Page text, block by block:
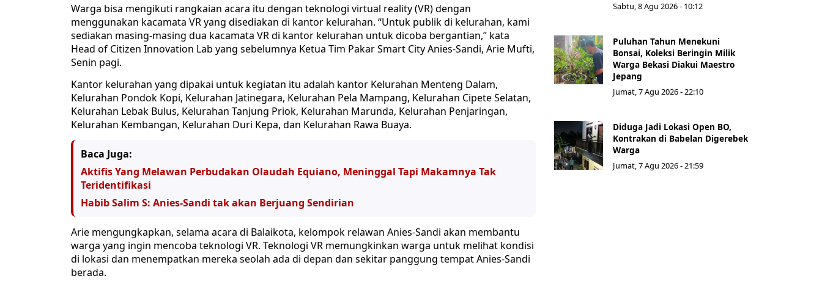
Warga bisa mengikuti rangkaian acara itu dengan teknologi virtual reality (VR) dengan
menggunakan kacamata VR yang disediakan di kantor kelurahan. “Untuk publik di kelurahan, kami
sediakan masing-masing dua kacamata VR di kantor kelurahan untuk dicoba bergantian,” kata
Head of Citizen Innovation Lab yang sebelumnya Ketua Tim Pakar Smart City Anies-Sandi, Arie Mufti,
Senin pagi.
Kantor kelurahan yang dipakai untuk kegiatan itu adalah kantor Kelurahan Menteng Dalam,
Kelurahan Pondok Kopi, Kelurahan Jatinegara, Kelurahan Pela Mampang, Kelurahan Cipete Selatan,
Kelurahan Lebak Bulus, Kelurahan Tanjung Priok, Kelurahan Marunda, Kelurahan Penjaringan,
Kelurahan Kembangan, Kelurahan Duri Kepa, dan Kelurahan Rawa Buaya.
Baca Juga:
Aktifis Yang Melawan Perbudakan Olaudah Equiano, Meninggal Tapi Makamnya Tak
Teridentifikasi
Habib Salim S: Anies-Sandi tak akan Berjuang Sendirian
Arie mengungkapkan, selama acara di Balaikota, kelompok relawan Anies-Sandi akan membantu
warga yang ingin mencoba teknologi VR. Teknologi VR memungkinkan warga untuk melihat kondisi
di lokasi dan menempatkan mereka seolah ada di depan dan sekitar panggung tempat Anies-Sandi
berada.
Sabtu, 8 Agu 2026 - 10:12
Puluhan Tahun Menekuni
Bonsai, Koleksi Beringin Milik
Warga Bekasi Diakui Maestro
Jepang
Jumat, 7 Agu 2026 - 22:10
Diduga Jadi Lokasi Open BO,
Kontrakan di Babelan Digerebek
Warga
Jumat, 7 Agu 2026 - 21:59